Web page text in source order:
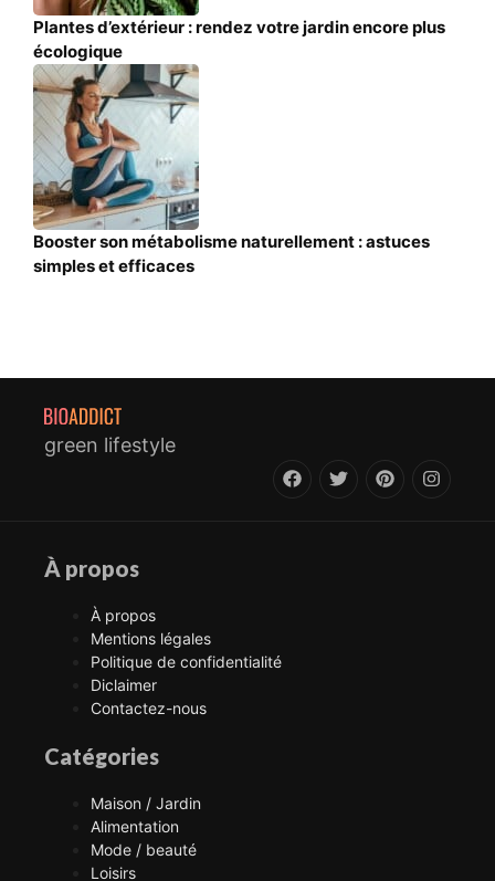
Plantes d’extérieur : rendez votre jardin encore plus
écologique
Booster son métabolisme naturellement : astuces
simples et efficaces
green lifestyle
À propos
À propos
Mentions légales
Politique de confidentialité
Diclaimer
Contactez-nous
Catégories
Maison / Jardin
Alimentation
Mode / beauté
Loisirs